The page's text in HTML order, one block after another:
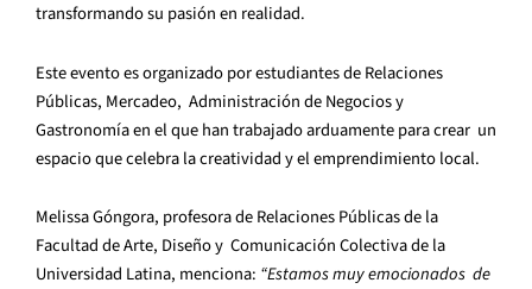
transformando su pasión en realidad.
Este evento es organizado por estudiantes de Relaciones
Públicas, Mercadeo, Administración de Negocios y
Gastronomía en el que han trabajado arduamente para crear un
espacio que celebra la creatividad y el emprendimiento local.
Melissa Góngora, profesora de Relaciones Públicas de la
Facultad de Arte, Diseño y Comunicación Colectiva de la
Universidad Latina, menciona: “Estamos muy emocionados de